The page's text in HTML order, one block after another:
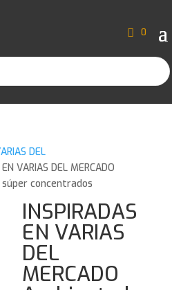
0
DEL
VARIAS DEL MERCADO
concentrados
INSPIRADAS
EN VARIAS
DEL
MERCADO